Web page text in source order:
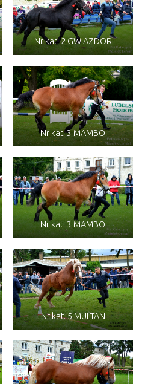
Nr kat. 2 GWIAZDOR
Nr kat. 3 MAMBO
Nr kat. 3 MAMBO
Nr kat. 5 MULTAN